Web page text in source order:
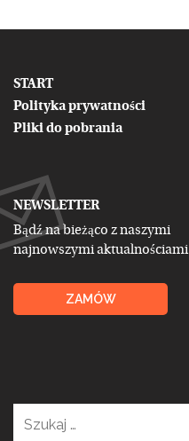
START
Polityka prywatności
Pliki do pobrania
NEWSLETTER
Bądź na bieżąco z naszymi
najnowszymi aktualnościami
ZAMÓW